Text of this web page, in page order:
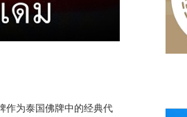
作为泰国佛牌中的经典代